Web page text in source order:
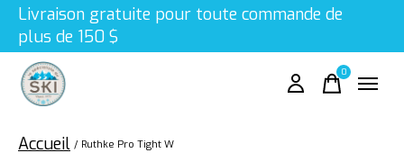
Livraison gratuite pour toute commande de
plus de 150 $
0items
Accueil / Ruthke Pro Tight W